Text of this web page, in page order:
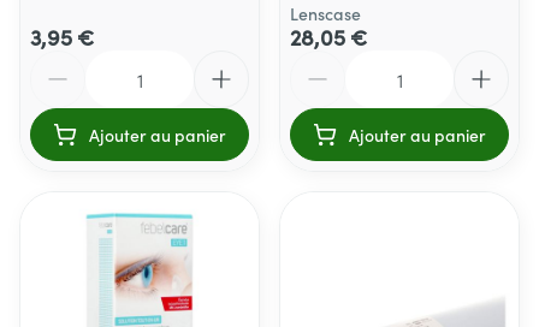
3,95 €
Ajouter au panier
Lenscase
28,05 €
Ajouter au panier